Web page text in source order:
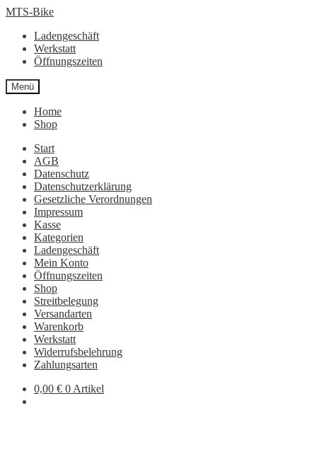
Zur
springen
Zum
springen
MTS-Bike
Ladengeschäft
Werkstatt
Öffnungszeiten
Menü
Home
Shop
Start
AGB
Datenschutz
Datenschutzerklärung
Gesetzliche Verordnungen
Impressum
Kasse
Kategorien
Ladengeschäft
Mein Konto
Öffnungszeiten
Shop
Streitbelegung
Versandarten
Warenkorb
Werkstatt
Widerrufsbelehrung
Zahlungsarten
0,00 € 0 Artikel